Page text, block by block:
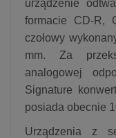
urządzenie
formacie CD-R,
czołowy
mm. Za
analogowej
Signature
posiada obecnie
Urządzenia z